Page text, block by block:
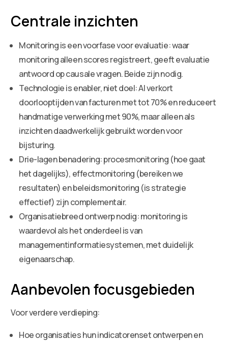
Centrale inzichten
Monitoring is een voorfase voor evaluatie: waar
monitoring alleen scores registreert, geeft evaluatie
antwoord op causale vragen. Beide zijn nodig.
Technologie is enabler, niet doel: AI verkort
doorlooptijden van facturen met tot 70% en reduceert
handmatige verwerking met 90%, maar alleen als
inzichten daadwerkelijk gebruikt worden voor
bijsturing.
Drie-lagen benadering: procesmonitoring (hoe gaat
het dagelijks), effectmonitoring (bereiken we
resultaten) en beleidsmonitoring (is strategie
effectief) zijn complementair.
Organisatiebreed ontwerp nodig: monitoring is
waardevol als het onderdeel is van
managementinformatiesystemen, met duidelijk
eigenaarschap.
Aanbevolen focusgebieden
Voor verdere verdieping:
Hoe organisaties hun indicatorenset ontwerpen en